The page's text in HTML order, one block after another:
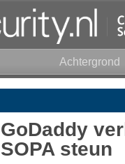
Achtergrond
GoDaddy
SOPA steun